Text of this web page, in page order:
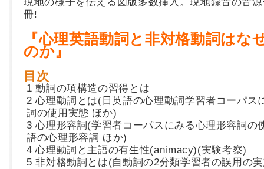
冊!
『心理英語動詞と非対格動詞はな
のか』
目次
1 動詞の項構造の習得とは
2 心理動詞とは(日英語の心理動詞学習者コーパス
詞の使用実態 ほか)
3 心理形容詞(学習者コーパスにみる心理形容詞の
語の心理形容詞 ほか)
4 心理動詞と主語の有生性(animacy)(実験考察)
5 非対格動詞とは(自動詞の2分類学習者の誤用の